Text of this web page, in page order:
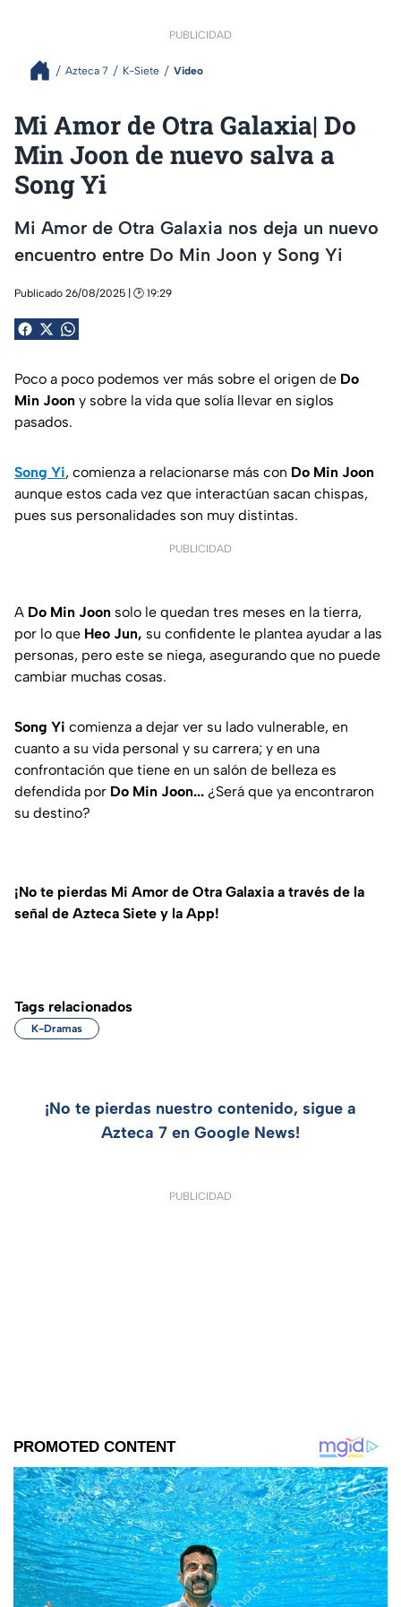
PUBLICIDAD
Azteca 7 K-Siete Video
Mi Amor de Otra Galaxia| Do
Min Joon de nuevo salva a
Song Yi
Mi Amor de Otra Galaxia nos deja un nuevo
encuentro entre Do Min Joon y Song Yi
Publicado 26/08/2025 | 🕑 19:29
Poco a poco podemos ver más sobre el origen de Do
Min Joon y sobre la vida que solía llevar en siglos
pasados.
Song Yi, comienza a relacionarse más con Do Min Joon
aunque estos cada vez que interactúan sacan chispas,
pues sus personalidades son muy distintas.
PUBLICIDAD
A Do Min Joon solo le quedan tres meses en la tierra,
por lo que Heo Jun, su confidente le plantea ayudar a las
personas, pero este se niega, asegurando que no puede
cambiar muchas cosas.
Song Yi comienza a dejar ver su lado vulnerable, en
cuanto a su vida personal y su carrera; y en una
confrontación que tiene en un salón de belleza es
defendida por Do Min Joon... ¿Será que ya encontraron
su destino?
¡No te pierdas Mi Amor de Otra Galaxia a través de la
señal de Azteca Siete y la App!
Tags relacionados
K-Dramas
¡No te pierdas nuestro contenido, sigue a
Azteca 7 en Google News!
PUBLICIDAD